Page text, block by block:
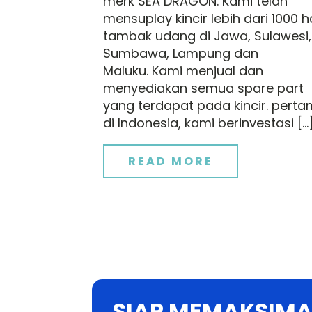
mensuplay kincir lebih dari 1000
tambak udang di Jawa, Sulawesi,
Sumbawa, Lampung dan
Maluku. Kami menjual dan
menyediakan semua spare part
yang terdapat pada kincir.
di Indonesia, kami berinvestasi […]
READ MORE